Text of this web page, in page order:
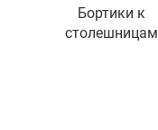
Бортики к
столешницам